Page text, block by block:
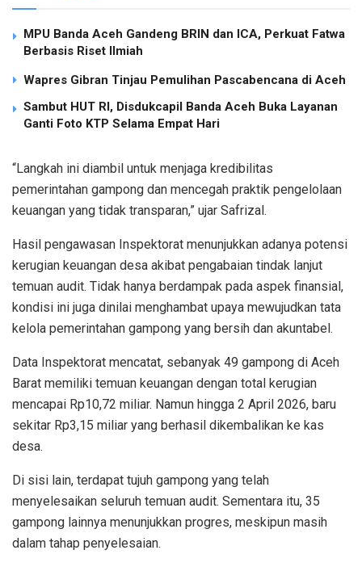
MPU Banda Aceh Gandeng BRIN dan ICA, Perkuat Fatwa
Berbasis Riset Ilmiah
Wapres Gibran Tinjau Pemulihan Pascabencana di Aceh
Sambut HUT RI, Disdukcapil Banda Aceh Buka Layanan
Ganti Foto KTP Selama Empat Hari
“Langkah ini diambil untuk menjaga kredibilitas
pemerintahan gampong dan mencegah praktik pengelolaan
keuangan yang tidak transparan,” ujar Safrizal.
Hasil pengawasan Inspektorat menunjukkan adanya potensi
kerugian keuangan desa akibat pengabaian tindak lanjut
temuan audit. Tidak hanya berdampak pada aspek finansial,
kondisi ini juga dinilai menghambat upaya mewujudkan tata
kelola pemerintahan gampong yang bersih dan akuntabel.
Data Inspektorat mencatat, sebanyak 49 gampong di Aceh
Barat memiliki temuan keuangan dengan total kerugian
mencapai Rp10,72 miliar. Namun hingga 2 April 2026, baru
sekitar Rp3,15 miliar yang berhasil dikembalikan ke kas
desa.
Di sisi lain, terdapat tujuh gampong yang telah
menyelesaikan seluruh temuan audit. Sementara itu, 35
gampong lainnya menunjukkan progres, meskipun masih
dalam tahap penyelesaian.